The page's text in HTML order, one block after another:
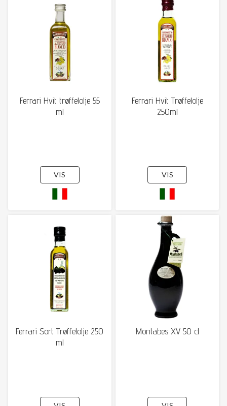
Ferrari Hvit trøffelolje 55
ml
VIS
Ferrari Hvit Trøffelolje
250ml
VIS
Ferrari Sort Trøffelolje 250
ml
Montabes XV 50 cl